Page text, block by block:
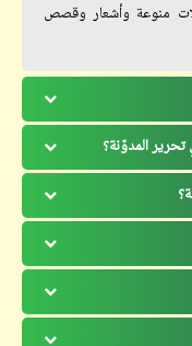
منوعة وأشعار وقصص
المدوّنة؟